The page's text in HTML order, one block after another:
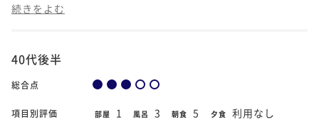
続きをよむ
40代後半
総合点
項目別評価 部屋 1 風呂 3 朝食 5 夕食 利用なし